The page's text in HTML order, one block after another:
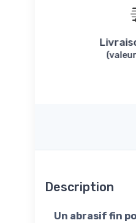
Description
Un abrasif fin